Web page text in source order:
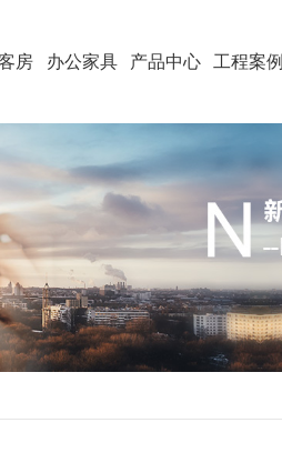
房 办公家具 产品中心 工程案例